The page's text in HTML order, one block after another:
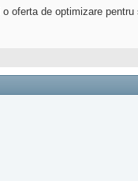
oferta de optimizare